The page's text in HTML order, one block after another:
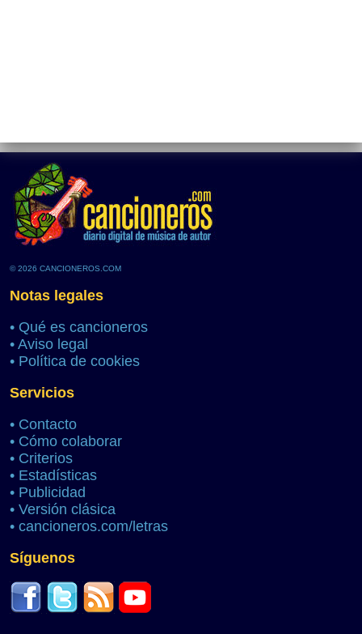
© 2026 CANCIONEROS.COM
Notas legales
• Qué es cancioneros
• Aviso legal
• Política de cookies
Servicios
• Contacto
• Cómo colaborar
• Criterios
• Estadísticas
• Publicidad
• Versión clásica
• cancioneros.com/letras
Síguenos